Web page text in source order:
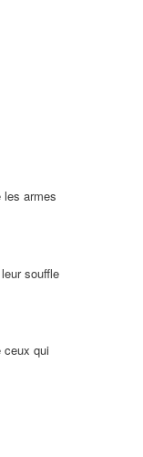
les armes
souffle
ceux qui